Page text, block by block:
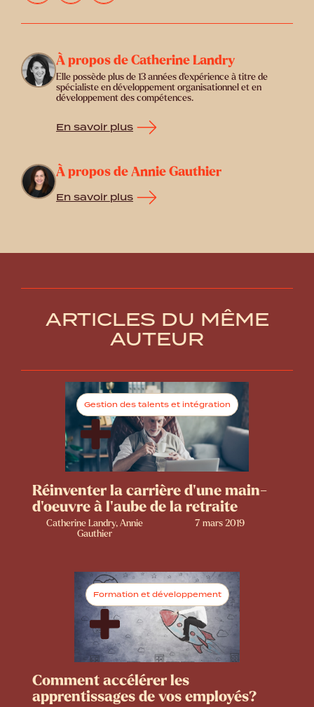
À propos de Catherine Landry
Elle possède plus de 13 années d’expérience à titre de
spécialiste en développement organisationnel et en
développement des compétences.
En savoir plus
À propos de Annie Gauthier
En savoir plus
ARTICLES DU MÊME
AUTEUR
Gestion des talents et intégration
Réinventer la carrière d'une main-
d'oeuvre à l'aube de la retraite
Catherine Landry, Annie
Gauthier
7 mars 2019
Formation et développement
Comment accélérer les
apprentissages de vos employés?